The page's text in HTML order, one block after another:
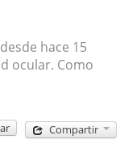
hace 15
ocular. Como
Compartir